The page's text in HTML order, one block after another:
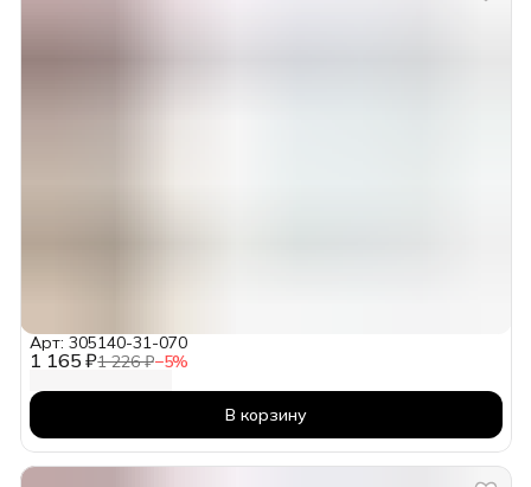
1 165 ₽1 226 ₽−5%
Арт: 305140-31-070
В корзину